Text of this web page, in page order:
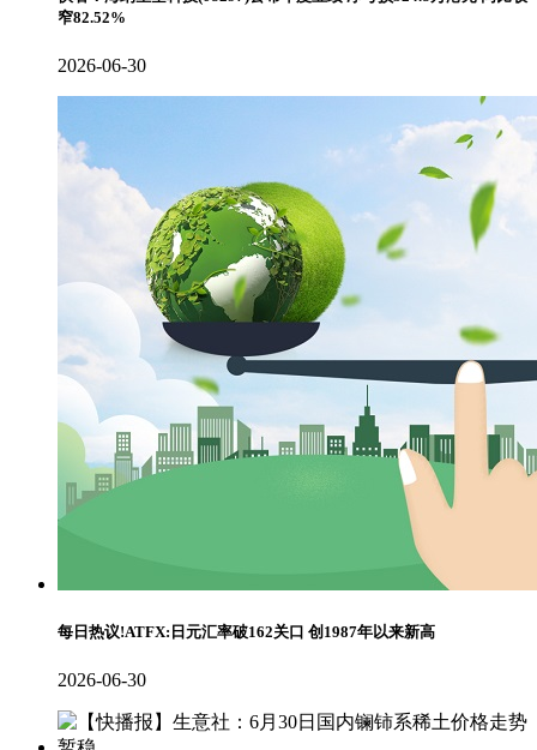
窄82.52%
2026-06-30
每日热议!ATFX:日元汇率破162关口 创1987年以来新高
2026-06-30